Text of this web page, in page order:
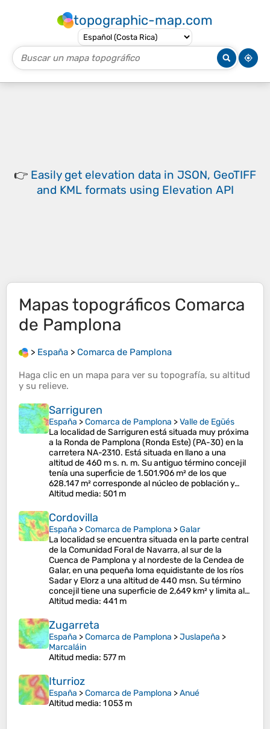
topographic-map.com
👉 Easily get elevation data in JSON, GeoTIFF
and KML formats using Elevation API
Mapas topográficos Comarca
de Pamplona
> España > Comarca de Pamplona
Haga clic en un mapa para ver su topografía, su altitud
y su relieve.
Sarriguren
España >Comarca de Pamplona >Valle de Egüés
La localidad de Sarriguren está situada muy próxima
a la Ronda de Pamplona (Ronda Este) (PA-30) en la
carretera NA-2310. Está situada en llano a una
altitud de 460 m s. n. m. Su antiguo término concejil
tenía una superficie de 1.501.906 m² de los que
628.147 m² corresponde al núcleo de población​ y…
Altitud media: 501 m
Cordovilla
España >Comarca de Pamplona >Galar
La localidad se encuentra situada en la parte central
de la Comunidad Foral de Navarra, al sur de la
Cuenca de Pamplona y al nordeste de la Cendea de
Galar, en una pequeña loma equidistante de los ríos
Sadar y Elorz a una altitud de 440 msn. Su término
concejil tiene una superficie de 2,649 km² y limita al…
Altitud media: 441 m
Zugarreta
España >Comarca de Pamplona >Juslapeña >
Marcaláin
Altitud media: 577 m
Iturrioz
España >Comarca de Pamplona >Anué
Altitud media: 1 053 m